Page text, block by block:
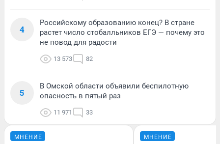
4
Российскому образованию конец? В стране
растет число стобалльников ЕГЭ — почему это
не повод для радости
13 573 82
5
В Омской области объявили беспилотную
опасность в пятый раз
11 971 33
МНЕНИЕ МНЕНИЕ